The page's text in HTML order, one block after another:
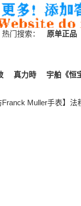
热门搜索： 原单正品
真力時 宇舶《恒
Muller手表】